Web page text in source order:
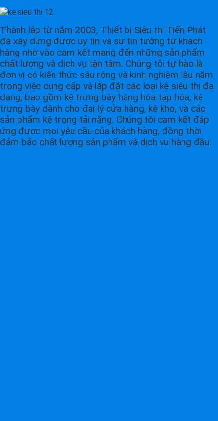
Thành lập từ năm 2003, Thiết bị Siêu thị Tiến Phát
đã xây dựng được uy tín và sự tin tưởng từ khách
hàng nhờ vào cam kết mang đến những sản phẩm
chất lượng và dịch vụ tận tâm. Chúng tôi tự hào là
đơn vị có kiến thức sâu rộng và kinh nghiệm lâu năm
trong việc cung cấp và lắp đặt các loại kệ siêu thị đa
dạng, bao gồm kệ trưng bày hàng hóa tạp hóa, kệ
trưng bày dành cho đại lý cửa hàng, kệ kho, và các
sản phẩm kệ trọng tải nặng. Chúng tôi cam kết đáp
ứng được mọi yêu cầu của khách hàng, đồng thời
đảm bảo chất lượng sản phẩm và dịch vụ hàng đầu.